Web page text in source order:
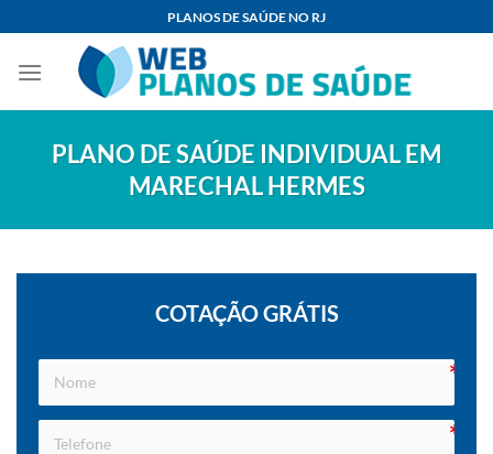
content
PLANOS DE SAÚDE NO RJ
PLANO DE SAÚDE INDIVIDUAL EM
MARECHAL HERMES
COTAÇÃO GRÁTIS